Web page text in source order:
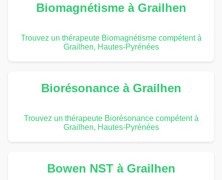
Biomagnétisme à Grailhen
Trouvez un thérapeute Biomagnétisme compétent à
Grailhen, Hautes-Pyrénées
Biorésonance à Grailhen
Trouvez un thérapeute Biorésonance compétent à
Grailhen, Hautes-Pyrénées
Bowen NST à Grailhen